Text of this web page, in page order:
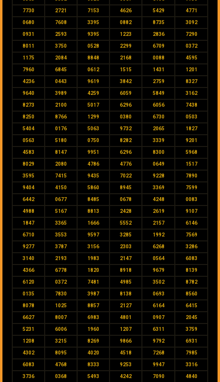
7730 2721 7153 4626 5429 4771
0680 7608 3395 0882 8735 3092
0931 2593 9395 1223 2836 7290
8011 3750 0528 2299 6709 0372
1175 2084 8848 2168 0088 4595
7960 6845 0612 1515 1431 1201
4236 0443 9619 3842 2759 8327
9640 3989 4259 6059 5849 3162
8273 2100 5017 6296 6056 7438
8250 8766 1299 0380 6730 0503
5404 0176 5063 9732 2065 1827
0563 5180 0750 8282 3339 9201
4583 8147 9951 6296 8300 5968
8029 2080 4786 4776 0649 1517
3595 7415 9435 7022 9228 7890
9404 4150 5860 8945 3369 7599
6442 0677 8485 0678 4248 0083
4988 5167 8813 2428 2619 9107
1847 3365 1666 5552 2157 6146
6710 3553 9597 3285 1992 7569
9277 3787 3156 2303 6268 3286
3140 2193 1983 2147 0564 6083
4366 6778 1820 8918 9679 8139
6120 0372 7481 4985 3502 8782
0135 7830 3987 8138 0693 8560
8078 1025 8857 2127 6164 6415
6627 8007 6983 4801 0907 2045
5231 6006 1960 1207 6311 3759
1208 3215 8269 9866 9792 6931
4302 8095 4020 4518 7268 7985
6083 4768 8333 9253 9947 3316
3736 0368 5493 4242 7090 4840